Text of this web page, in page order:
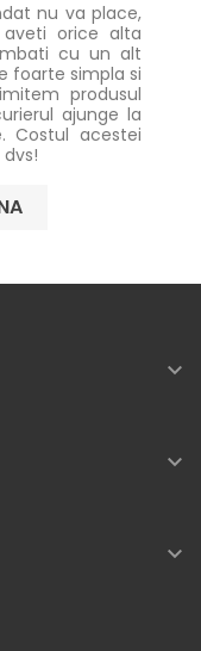
nu va place,
orice alta
cu un alt
foarte simpla si
produsul
ajunge la
Costul acestei


